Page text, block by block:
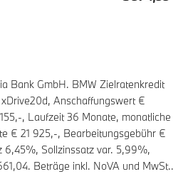
Bank GmbH. BMW Zielratenkredit
Anschaffungswert €
,-, Laufzeit36 Monate, monatliche
€ 21 925,-, Bearbeitungsgebühr €
6,45%, Sollzinssatz var. 5,99%,
. Beträge inkl. NoVA und MwSt..